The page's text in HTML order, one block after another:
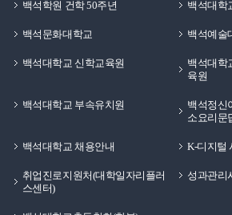
백석학원 건학 50주년 백석대학
백석문화대학교 백석예술
백석대학교 신학교육원
백석대학
육원
백석대학교 부속유치원
백석정신
소요리문
백석대학교 채용안내 K-디지털
취업진로지원처(대학일자리플러
스센터)
성과관리